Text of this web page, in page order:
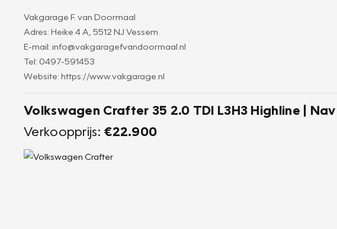
Vakgarage F. van Doormaal
Adres: Heike 4 A, 5512 NJ Vessem
E-mail: info@vakgaragefvandoormaal.nl
Tel: 0497-591453
Website: https://www.vakgarage.nl
Volkswagen Crafter 35 2.0 TDI L3H3 Highline |
Verkoopprijs: €22.900